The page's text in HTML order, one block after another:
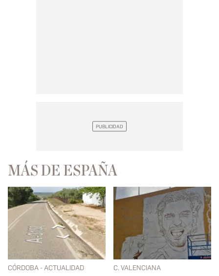
MÁS DE ESPAÑA
CÓRDOBA - ACTUALIDAD C. VALENCIANA